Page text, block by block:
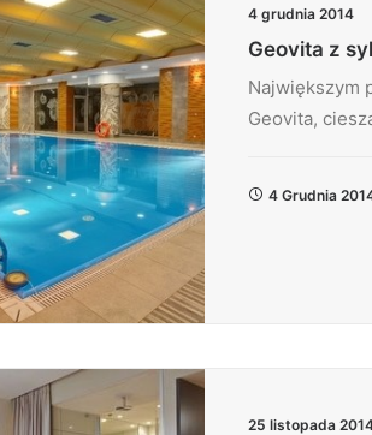
4 grudnia 2014
Geovita z
Największym
Geovita,
4 Grudnia
25 listopada